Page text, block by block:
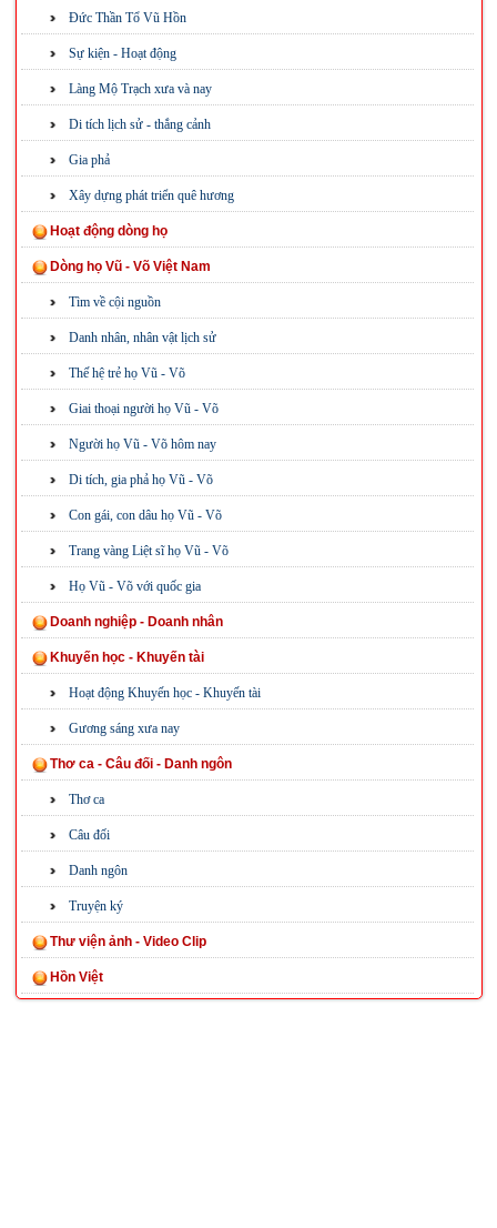
Đức Thần Tổ Vũ Hồn
Sự kiện - Hoạt động
Làng Mộ Trạch xưa và nay
Di tích lịch sử - thắng cảnh
Gia phả
Xây dựng phát triển quê hương
Hoạt động dòng họ
Dòng họ Vũ - Võ Việt Nam
Tìm về cội nguồn
Danh nhân, nhân vật lịch sử
Thế hệ trẻ họ Vũ - Võ
Giai thoại người họ Vũ - Võ
Người họ Vũ - Võ hôm nay
Di tích, gia phả họ Vũ - Võ
Con gái, con dâu họ Vũ - Võ
Trang vàng Liệt sĩ họ Vũ - Võ
Họ Vũ - Võ với quốc gia
Doanh nghiệp - Doanh nhân
Khuyến học - Khuyến tài
Hoạt động Khuyến học - Khuyến tài
Gương sáng xưa nay
Thơ ca - Câu đối - Danh ngôn
Thơ ca
Câu đối
Danh ngôn
Truyện ký
Thư viện ảnh - Video Clip
Hồn Việt